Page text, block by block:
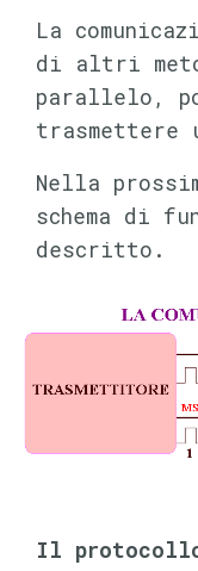
La
di altri
parallelo,
Nella
schema di
descritto.
Il protocollo